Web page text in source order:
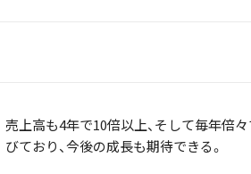
売上高も4年で10倍以上、そして毎年倍
びており、今後の成長も期待できる。